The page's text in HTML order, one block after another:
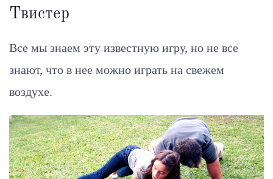
Твистер
Все мы знаем эту известную игру, но не все
знают, что в нее можно играть на свежем
воздухе.